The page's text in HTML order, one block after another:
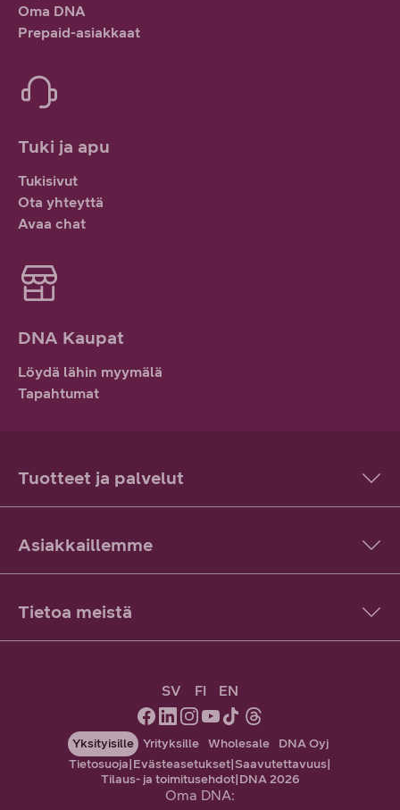
Oma DNA
Prepaid-asiakkaat
Tuki ja apu
Tukisivut
Ota yhteyttä
Avaa chat
DNA Kaupat
Löydä lähin myymälä
Tapahtumat
Tuotteet ja palvelut
Asiakkaillemme
Tietoa meistä
SV FI EN
Yksityisille Yrityksille Wholesale
DNA Oyj
Tietosuoja Evästeasetukset Saavutettavuus
Tilaus- ja toimitusehdot DNA 2026
Oma DNA: